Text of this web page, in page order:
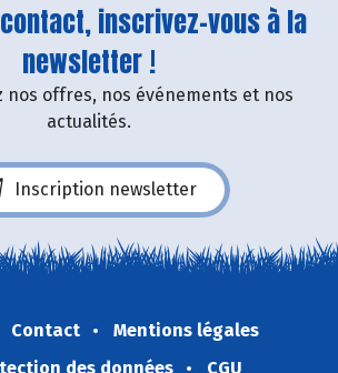
inscrivez-vous à la
newsletter !
nos offres, nos événements et nos
actualités.
Inscription newsletter
Contact
Mentions légales
des données
CGU